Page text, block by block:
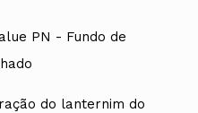
PN - Fundo de
do lanternim do